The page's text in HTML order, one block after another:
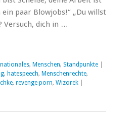
ein paar Blowjobs!“ „Du willst
Versuch, dich in …
, Menschen, Standpunkte
, hatespeech, Menschenrechte,
, revenge porn, Wizorek